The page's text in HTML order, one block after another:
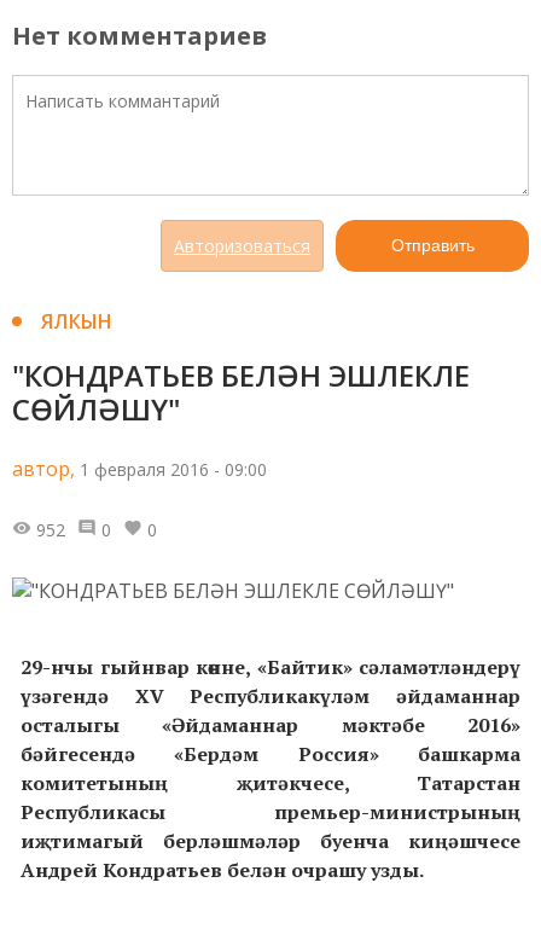
Нет комментариев
Авторизоваться Отправить
ЯЛКЫН
"КОНДРАТЬЕВ БЕЛӘН ЭШЛЕКЛЕ
СӨЙЛӘШҮ"
автор, 1 февраля 2016 - 09:00
952 0 0
29-нчы гыйнвар көнне, «Байтик» сәламәтләндерү
үзәгендә XV Республикакүләм әйдаманнар
осталыгы «Әйдаманнар мәктәбе 2016»
бәйгесендә «Бердәм Россия» башкарма
комитетының җитәкчесе, Татарстан
Республикасы премьер-министрының
иҗтимагый берләшмәләр буенча киңәшчесе
Андрей Кондратьев белән очрашу узды.